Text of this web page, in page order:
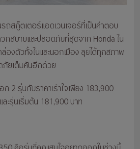
ถสกู๊ตเตอร์แอดเวนเจอร์ที่เป็นคำตอบ
สบายและปลอดภัยที่สุดจาก Honda ใน
องตัวทั้งในและนอกเมือง ลุยได้ทุกสภาพ
ยเต็มคันอีกด้วย
ก 2 รุ่นกับราคาเร้าใจเพียง 183,900
ละรุ่นเริ่มต้น 181,900 บาท